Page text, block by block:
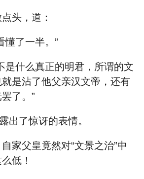
头，道：
懂了一半。”
是什么真正的明君，所谓的文
是沾了他父亲汉文帝，还有
了。”
出了惊讶的表情。
家父皇竟然对“文景之治”中
低！